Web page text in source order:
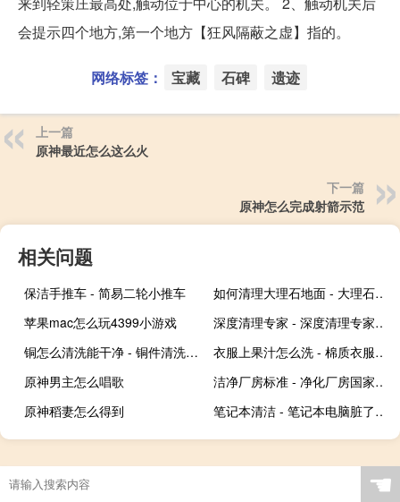
会提示四个地方,第一个地方【狂风隔蔽之虚】指的。
网络标签： 宝藏 石碑 遗迹
上一篇
原神最近怎么这么火
下一篇
原神怎么完成射箭示范
相关问题
保洁手推车 - 简易二轮小推车
如何清理大理石地面 - 大理石地面用什么清洗
苹果mac怎么玩4399小游戏
深度清理专家 - 深度清理专家可以安全用吗
铜怎么清洗能干净 - 铜件清洗最简单方法
衣服上果汁怎么洗 - 棉质衣服上的苹果汁怎么清洗
原神男主怎么唱歌
洁净厂房标准 - 净化厂房国家标准
原神稻妻怎么得到
笔记本清洁 - 笔记本电脑脏了用什么擦
☚